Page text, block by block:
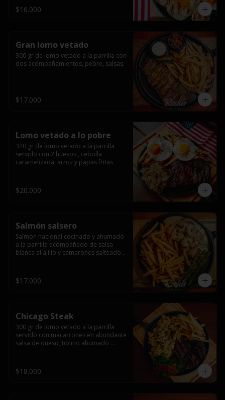
$16.000
Gran lomo vetado
300 gr de lomo vetado a la parrilla con
dos acompañamientos, pebre, salsas.
$17.000
Lomo vetado a lo pobre
320 gr de lomo vetado a la parrilla
servido con 2 huevos , cebolla
caramelizada, arroz y papas fritas
$20.000
Salmón salsero
Salmon nacional cocinado y ahumado
a la parrilla acompañado de salsa
blanca al ajillo y camarones salteados,
$17.000
Chicago Steak
300 gr de lomo vetado a la parrilla
servido con macarrones en abundante
salsa de queso, tocino ahumado
$18.000